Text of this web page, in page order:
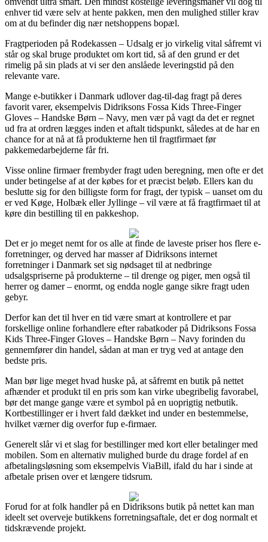
enhver tid være selv at hente pakken, men den mulighed stiller krav
om at du befinder dig nær netshoppens bopæl.
Fragtperioden på Rodekassen – Udsalg er jo virkelig vital såfremt vi
står og skal bruge produktet om kort tid, så af den grund er det
rimelig på sin plads at vi ser den anslåede leveringstid på den
relevante vare.
Mange e-butikker i Danmark udlover dag-til-dag fragt på deres
favorit varer, eksempelvis Didriksons Fossa Kids Three-Finger
Gloves – Handske Børn – Navy, men vær på vagt da det er regnet
ud fra at ordren lægges inden et aftalt tidspunkt, således at de har en
chance for at nå at få produkterne hen til fragtfirmaet før
pakkemedarbejderne får fri.
Visse online firmaer frembyder fragt uden beregning, men ofte er det
under betingelse af at der købes for et præcist beløb. Ellers kan du
beslutte sig for den billigste form for fragt, der typisk – uanset om du
er ved Køge, Holbæk eller Jyllinge – vil være at få fragtfirmaet til at
køre din bestilling til en pakkeshop.
Det er jo meget nemt for os alle at finde de laveste priser hos flere e-
forretninger, og derved har masser af Didriksons internet
forretninger i Danmark set sig nødsaget til at nedbringe
udsalgspriserne på produkterne – til drenge og piger, men også til
herrer og damer – enormt, og endda nogle gange sikre fragt uden
gebyr.
Derfor kan det til hver en tid være smart at kontrollere et par
forskellige online forhandlere efter rabatkoder på Didriksons Fossa
Kids Three-Finger Gloves – Handske Børn – Navy forinden du
gennemfører din handel, sådan at man er tryg ved at antage den
bedste pris.
Man bør lige meget hvad huske på, at såfremt en butik på nettet
afhænder et produkt til en pris som kan virke ubegribelig favorabel,
bør det mange gange være et symbol på en uoprigtig netbutik.
Kortbestillinger er i hvert fald dækket ind under en bestemmelse,
hvilket værner dig overfor fup e-firmaer.
Generelt slår vi et slag for bestillinger med kort eller betalinger med
mobilen. Som en alternativ mulighed burde du drage fordel af en
afbetalingsløsning som eksempelvis ViaBill, ifald du har i sinde at
afbetale prisen over et længere tidsrum.
Forud for at folk handler på en Didriksons butik på nettet kan man
ideelt set overveje butikkens forretningsaftale, det er dog normalt et
tidskrævende projekt.